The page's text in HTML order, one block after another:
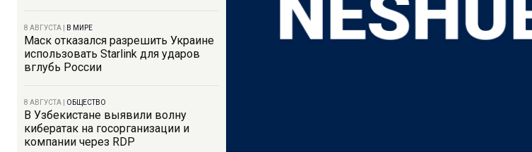
8 АВГУСТА В МИРЕ
Маск отказался разрешить Украине
использовать Starlink для ударов
вглубь России
8 АВГУСТА ОБЩЕСТВО
В Узбекистане выявили волну
кибератак на госорганизации и
компании через RDP